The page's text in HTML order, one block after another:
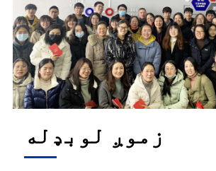
زموږ لوبډله